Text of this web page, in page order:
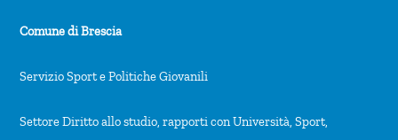
Comune di Brescia
Servizio Sport e Politiche Giovanili
Settore Diritto allo studio, rapporti con Università, Sport,